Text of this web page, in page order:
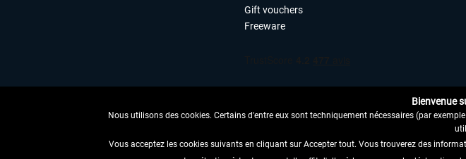
Gift vouchers
Freeware
Bienvenue
Nous utilisons des cookies. Certains d'entre eux sont techniquement nécessaires (par
Vous acceptez les cookies suivants en cliquant sur Accepter tout. Vous trouverez des